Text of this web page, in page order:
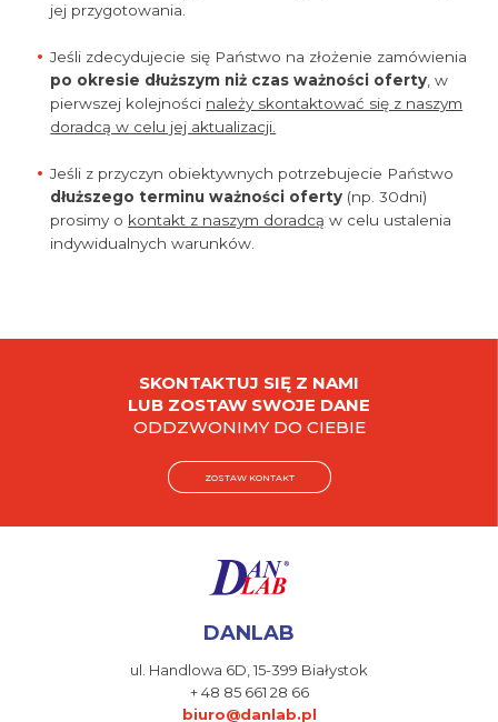
jej przygotowania.
Jeśli zdecydujecie się Państwo na złożenie zamówienia
po okresie dłuższym niż czas ważności oferty, w
pierwszej kolejności należy skontaktować się z naszym
doradcą w celu jej aktualizacji.
Jeśli z przyczyn obiektywnych potrzebujecie Państwo
dłuższego terminu ważności oferty (np. 30dni)
prosimy o kontakt z naszym doradcą w celu ustalenia
indywidualnych warunków.
SKONTAKTUJ SIĘ Z NAMI
LUB ZOSTAW SWOJE DANE
ODDZWONIMY DO CIEBIE
ZOSTAW KONTAKT
DANLAB
ul. Handlowa 6D, 15-399 Białystok
+ 48 85 661 28 66
biuro@danlab.pl